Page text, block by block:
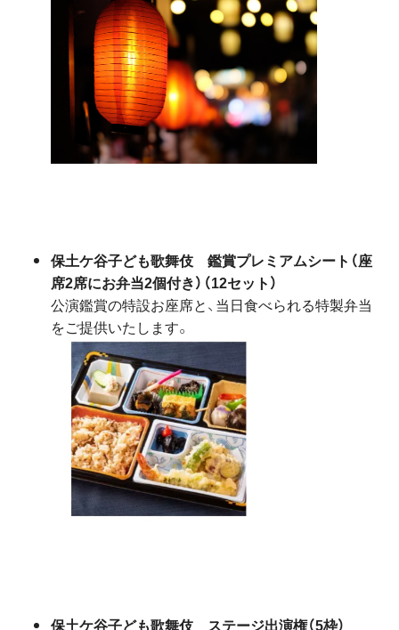
保土ケ谷子ども歌舞伎 鑑賞プレミアムシート（座
席2席にお弁当2個付き）（12セット）
公演鑑賞の特設お座席と、当日食べられる特製弁当
をご提供いたします。
保土ケ谷子ども歌舞伎 ステージ出演権（5枠）